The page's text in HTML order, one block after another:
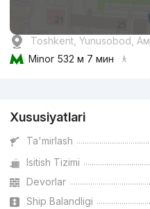
Toshkent, Yunusobod,
Minor 532 м 7 мин
Xususiyatlari
Ta'mirlash
Isitish Tizimi
Devorlar
Ship Balandligi